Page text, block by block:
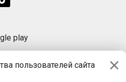
пользователей сайта
play